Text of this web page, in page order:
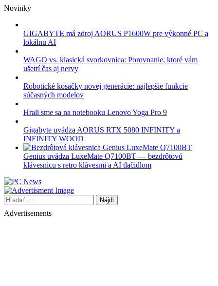
Skip
content
Novinky
GIGABYTE má zdroj AORUS P1600W pre výkonné PC a
lokálnu AI
WAGO vs. klasická svorkovnica: Porovnanie, ktoré vám
ušetrí čas aj nervy
Robotické kosačky novej generácie: najlepšie funkcie
súčasných modelov
Hrali sme sa na notebooku Lenovo Yoga Pro 9
Gigabyte uvádza AORUS RTX 5080 INFINITY a
INFINITY WOOD
Genius uvádza LuxeMate Q7100BT — bezdrôtovú
klávesnicu s retro klávesmi a AI tlačidlom
Hľadať:
Advertisements